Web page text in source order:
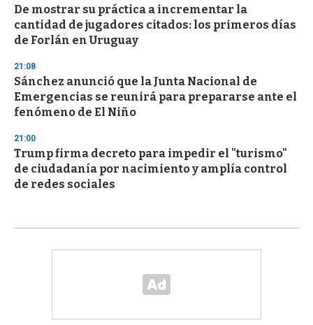
De mostrar su práctica a incrementar la
cantidad de jugadores citados: los primeros días
de Forlán en Uruguay
21:08
Sánchez anunció que la Junta Nacional de
Emergencias se reunirá para prepararse ante el
fenómeno de El Niño
21:00
Trump firma decreto para impedir el "turismo"
de ciudadanía por nacimiento y amplía control
de redes sociales